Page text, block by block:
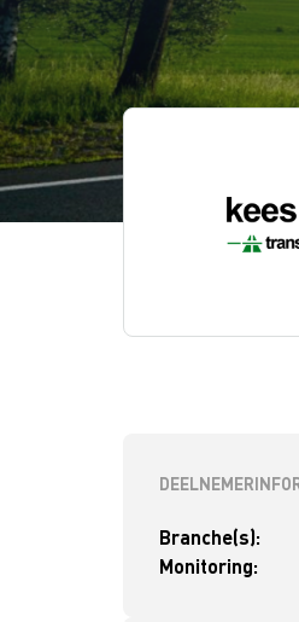
Branche(s):
Monitoring: